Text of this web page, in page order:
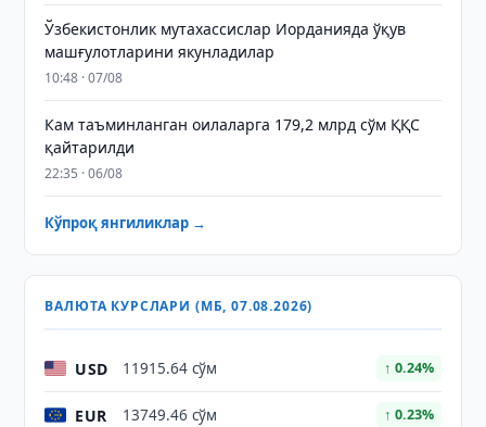
Ўзбекистонлик мутахассислар Иорданияда ўқув
машғулотларини якунладилар
10:48 · 07/08
Кам таъминланган оилаларга 179,2 млрд сўм ҚҚС
қайтарилди
22:35 · 06/08
Кўпроқ янгиликлар →
ВАЛЮТА КУРСЛАРИ (МБ, 07.08.2026)
USD 11915.64 сўм ↑ 0.24%
EUR 13749.46 сўм ↑ 0.23%